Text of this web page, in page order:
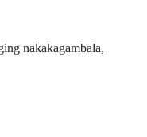
nakakagambala,